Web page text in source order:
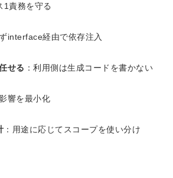
1責務を守る
interface経由で依存注入
せる ：利用側は生成コードを書かない
響を最小化
：用途に応じてスコープを使い分け